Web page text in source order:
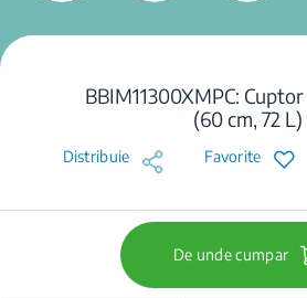
BBIM11300XMPC:
(60 cm, 72 L)
Distribuie Favorite
De unde cumpar